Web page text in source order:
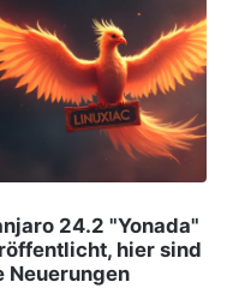
24.2 "Yonada"
hier sind
Neuerungen